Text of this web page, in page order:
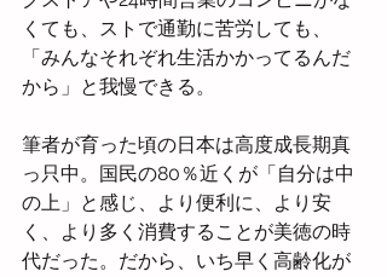
くても、ストで通勤に苦労しても、
「みんなそれぞれ生活かかってるんだ
から」と我慢できる。
筆者が育った頃の日本は高度成長期真
っ只中。国民の80％近くが「自分は中
の上」と感じ、より便利に、より安
く、より多く消費することが美徳の時
代だった。だから、いち早く高齢化が